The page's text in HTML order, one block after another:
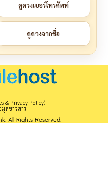
ดูดวงเบอร์โทรศัพท์
ดูดวงจากชื่อ
& Privacy Policy)
ลข่าวสาร
All Rights Reserved.